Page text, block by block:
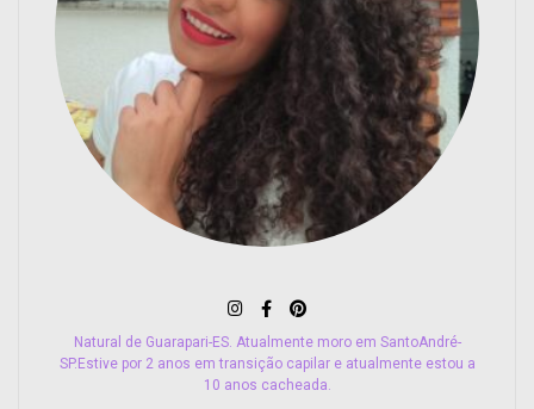
Natural de Guarapari-ES. Atualmente moro em SantoAndré-
SP.Estive por 2 anos em transição capilar e atualmente estou a
10 anos cacheada.